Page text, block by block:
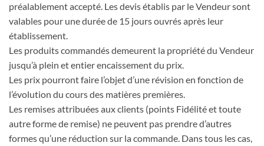
préalablement accepté. Les devis établis par le Vendeur sont
valables pour une durée de 15 jours ouvrés après leur
établissement.
Les produits commandés demeurent la propriété du Vendeur
jusqu’à plein et entier encaissement du prix.
Les prix pourront faire l’objet d’une révision en fonction de
l’évolution du cours des matières premières.
Les remises attribuées aux clients (points Fidélité et toute
autre forme de remise) ne peuvent pas prendre d’autres
formes qu’une réduction sur la commande. Dans tous les cas,